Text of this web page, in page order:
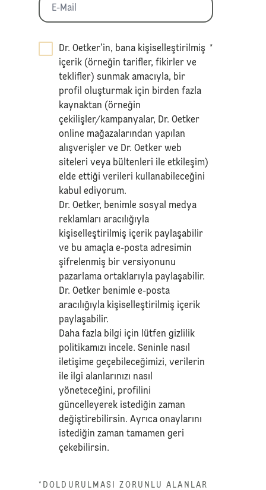
Dr. Oetker’in, bana kişiselleştirilmiş
içerik (örneğin tarifler, fikirler ve
teklifler) sunmak amacıyla, bir
profil oluşturmak için birden fazla
kaynaktan (örneğin
çekilişler/kampanyalar, Dr. Oetker
online mağazalarından yapılan
alışverişler ve Dr. Oetker web
siteleri veya bültenleri ile etkileşim)
elde ettiği verileri kullanabileceğini
kabul ediyorum.
Dr. Oetker, benimle sosyal medya
reklamları aracılığıyla
kişiselleştirilmiş içerik paylaşabilir
ve bu amaçla e-posta adresimin
şifrelenmiş bir versiyonunu
pazarlama ortaklarıyla paylaşabilir.
Dr. Oetker benimle e-posta
aracılığıyla kişiselleştirilmiş içerik
paylaşabilir.
Daha fazla bilgi için lütfengizlilik
politikamızı incele. Seninle nasıl
iletişime geçebileceğimizi, verilerin
ile ilgi alanlarınızı nasıl
yöneteceğini, profilini
güncelleyerek istediğin zaman
değiştirebilirsin. Ayrıca onaylarını
istediğin zaman tamamen geri
çekebilirsin.
*
*DOLDURULMASI ZORUNLU ALANLAR